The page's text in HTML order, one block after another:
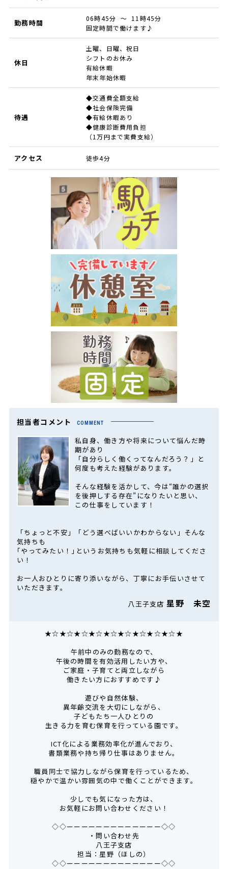
勤務時間
06時45分 ～ 11時45分
固定時間で働けます♪
休日
土曜、日曜、祝日
シフトのお休み
有給休暇
年末年始休暇
待遇
◆交通費全額支給
◆社会保険完備
◆有給休暇あり
◆健康診断費用負担
（1万円まで実費支給）
アクセス 徒歩4分
担当者コメント COMMENT
私自身、働き方や将来について悩んだ時
期があり
「自分らしく働くってなんだろう？」と
何度も考えた経験があります。
そんな経験を活かして、今は“誰かの選択
を後押しする存在”になりたいと思い、
この仕事をしています！
「ちょっと不安」「どう選べばいいかわからない」そんな
気持ちも
｢やってみたい！｣というお気持ちも気軽に相談してくださ
い！
お一人おひとりに寄り添いながら、丁寧にお手伝いさせて
いただきます。
八王子支店星野 未空
★☆★☆★☆★☆★☆★☆★☆★☆★☆★
午前中のみの勤務なので、
午後の時間を有効活用したい方や、
ご家庭・子育てと両立しながら
働きたい方におすすめです♪
遊びや自然体験、
異年齢交流を大切にしながら、
子どもたち一人ひとりの
生きる力を育む保育を行っている園です。
ICT化による業務効率化が進んでおり、
書類業務や持ち帰り仕事はありません。
職員同士で協力しながら保育を行っているため、
穏やかで温かい雰囲気の中で働くことができます。
少しでも気になった方は、
お気軽にお問い合わせください！
◇◇ーーーーーーーーーーーーー◇◇
・問い合わせ先
八王子支店
担当：星野（ほしの）
◇◇ーーーーーーーーーーーーー◇◇